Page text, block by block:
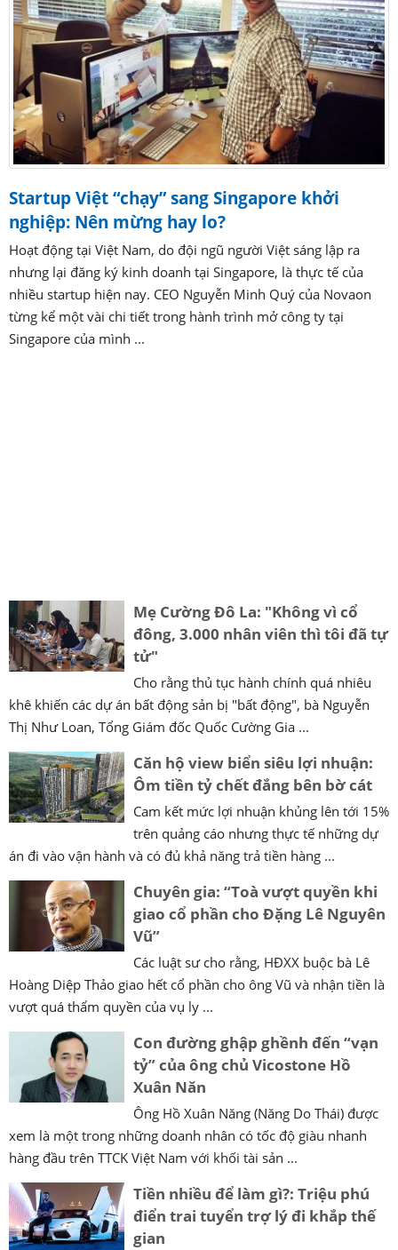
Startup Việt “chạy” sang Singapore khởi
nghiệp: Nên mừng hay lo?
Hoạt động tại Việt Nam, do đội ngũ người Việt sáng lập ra
nhưng lại đăng ký kinh doanh tại Singapore, là thực tế của
nhiều startup hiện nay. CEO Nguyễn Minh Quý của Novaon
từng kể một vài chi tiết trong hành trình mở công ty tại
Singapore của mình ...
Mẹ Cường Đô La: "Không vì cổ
đông, 3.000 nhân viên thì tôi đã tự
tử"
Cho rằng thủ tục hành chính quá nhiêu
khê khiến các dự án bất động sản bị "bất động", bà Nguyễn
Thị Như Loan, Tổng Giám đốc Quốc Cường Gia ...
Căn hộ view biển siêu lợi nhuận:
Ôm tiền tỷ chết đắng bên bờ cát
Cam kết mức lợi nhuận khủng lên tới 15%
trên quảng cáo nhưng thực tế những dự
án đi vào vận hành và có đủ khả năng trả tiền hàng ...
Chuyên gia: “Toà vượt quyền khi
giao cổ phần cho Đặng Lê Nguyên
Vũ”
Các luật sư cho rằng, HĐXX buộc bà Lê
Hoàng Diệp Thảo giao hết cổ phần cho ông Vũ và nhận tiền là
vượt quá thẩm quyền của vụ ly ...
Con đường ghập ghềnh đến “vạn
tỷ” của ông chủ Vicostone Hồ
Xuân Năn
Ông Hồ Xuân Năng (Năng Do Thái) được
xem là một trong những doanh nhân có tốc độ giàu nhanh
hàng đầu trên TTCK Việt Nam với khối tài sản ...
Tiền nhiều để làm gì?: Triệu phú
điển trai tuyển trợ lý đi khắp thế
gian